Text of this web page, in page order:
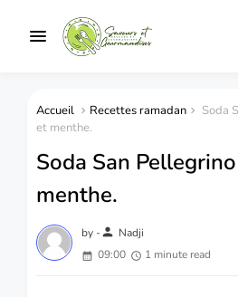
Accueil Recettes ramadan
Soda
et menthe.
Soda San
menthe.
by -person Nadji
09:00
1 minute read